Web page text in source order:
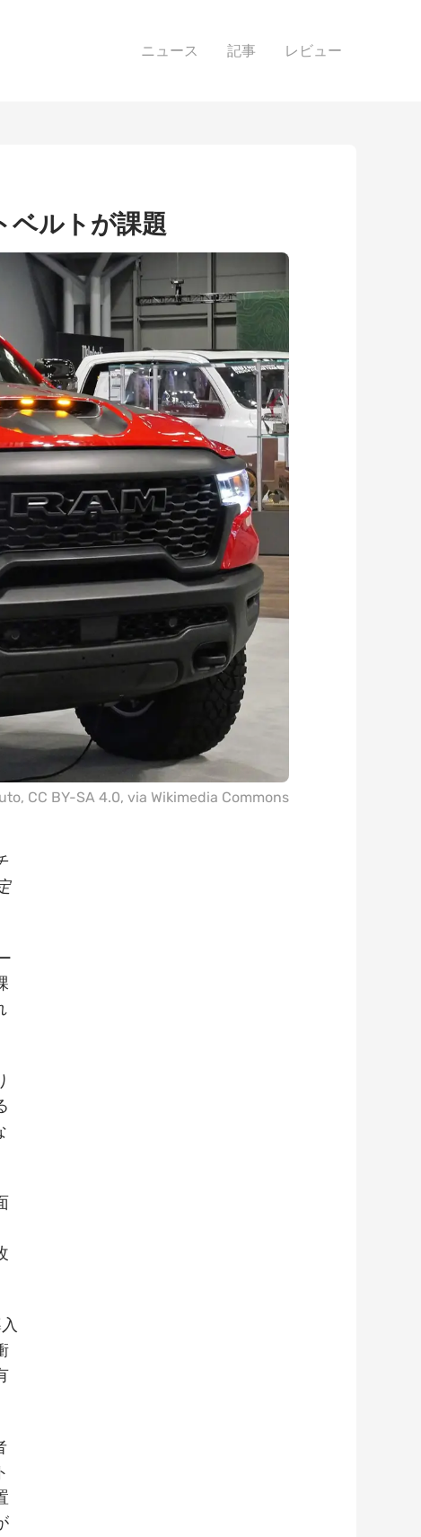
ニュース 記事 レビュー
ベルトが課題
, CC BY-SA 4.0, via Wikimedia Commons